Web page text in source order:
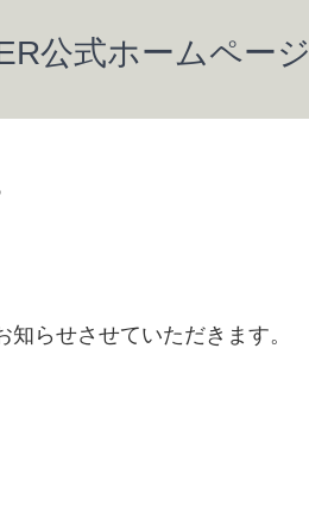
公式ホームページ
知らせさせていただきます。